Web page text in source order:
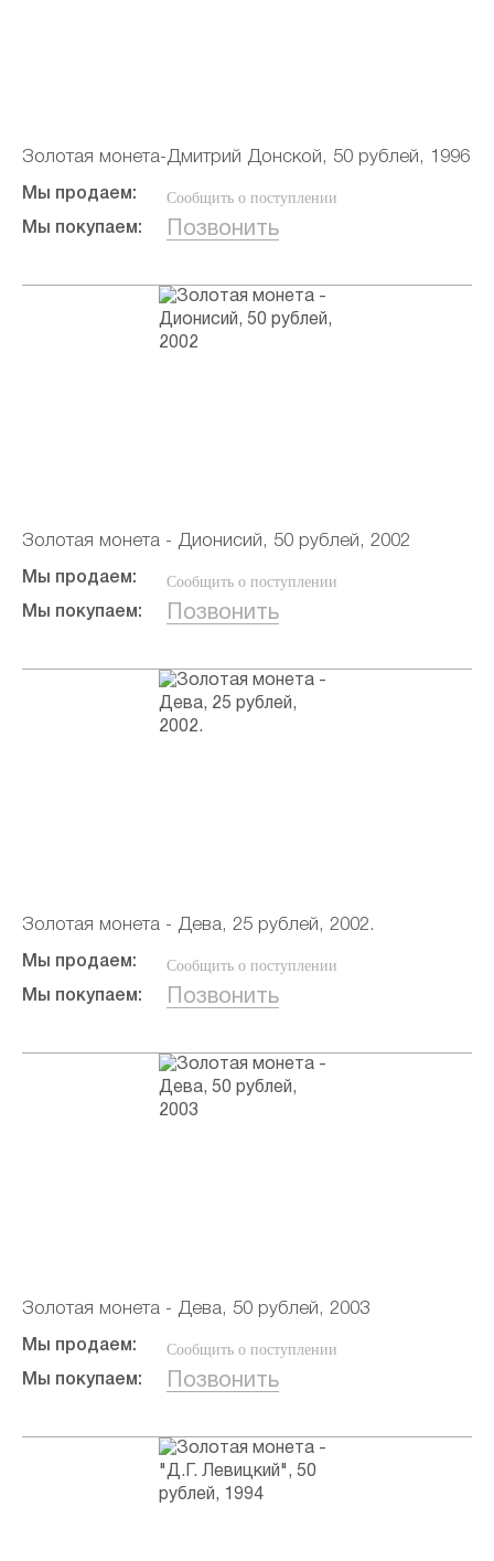
Золотая монета-Дмитрий Донской, 50 рублей, 1996
Мы продаем: Сообщить о поступлении
Мы покупаем: Позвонить
Золотая монета - Дионисий, 50 рублей, 2002
Мы продаем: Сообщить о поступлении
Мы покупаем: Позвонить
Золотая монета - Дева, 25 рублей, 2002.
Мы продаем: Сообщить о поступлении
Мы покупаем: Позвонить
Золотая монета - Дева, 50 рублей, 2003
Мы продаем: Сообщить о поступлении
Мы покупаем: Позвонить